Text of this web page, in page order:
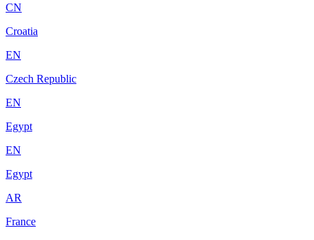
CN
Croatia
EN
Czech Republic
EN
Egypt
EN
Egypt
AR
France